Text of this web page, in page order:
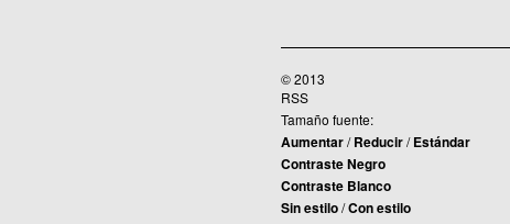
© 2013
RSS
Tamaño fuente:
Aumentar/Reducir/Estándar
Contraste Negro
Contraste Blanco
Sin estilo/Con estilo